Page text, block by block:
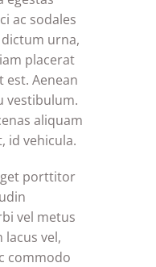
ac sodales
urna,
placerat
est. Aenean
vestibulum.
aliquam
id vehicula.
porttitor
vel metus
lacus vel,
commodo